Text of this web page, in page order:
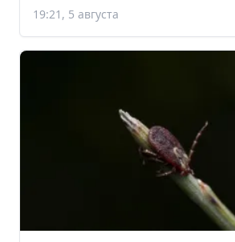
19:21, 5 августа